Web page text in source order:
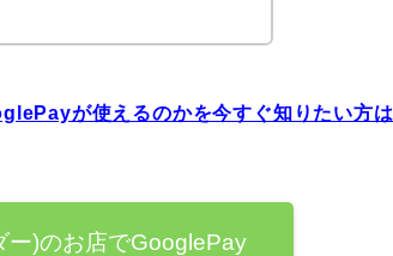
が使えるのかを今すぐ知りたい方は
ー)のお店でGooglePay